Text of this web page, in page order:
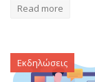
Read more
Εκδηλώσεις